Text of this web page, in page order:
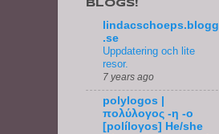
BLOGS!
lindacschoeps.blogg
.se
Uppdatering och lite
resor.
7 years ago
polylogos |
πολύλογος -η -ο
[políloγos] He/she